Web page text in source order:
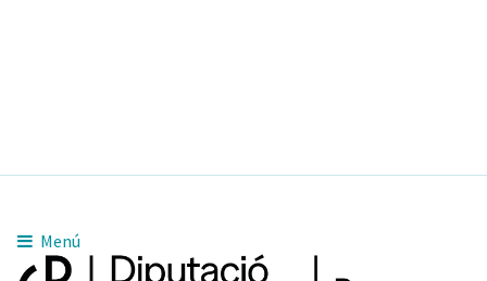
Menú